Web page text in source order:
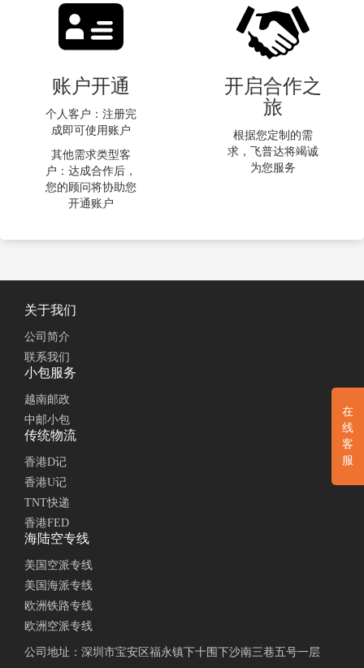
账户开通
个人客户：注册完
成即可使用账户
其他需求类型客
户：达成合作后，
您的顾问将协助您
开通账户
开启合作之
旅
根据您定制的需
求，飞普达将竭诚
为您服务
关于我们
公司简介
联系我们
小包服务
越南邮政
中邮小包
传统物流
香港D记
香港U记
TNT快递
香港FED
海陆空专线
美国空派专线
美国海派专线
欧洲铁路专线
欧洲空派专线
公司地址：深圳市宝安区福永镇下十围下沙南三巷五号一层
在
线
客
服